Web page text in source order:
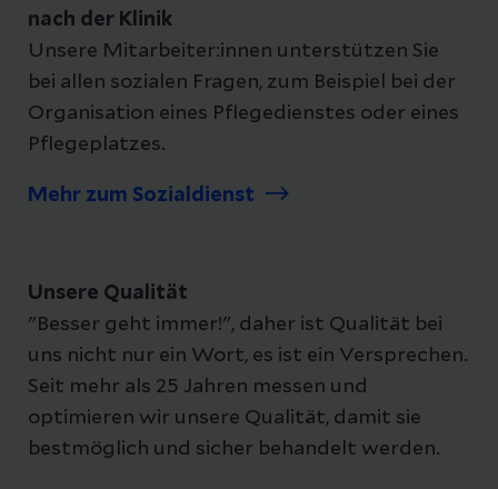
nach der Klinik
Unsere Mitarbeiter:innen unterstützen Sie
bei allen sozialen Fragen, zum Beispiel bei der
Organisation eines Pflegedienstes oder eines
Pflegeplatzes.
Mehr zum Sozialdienst
Unsere Qualität
"Besser geht immer!", daher ist Qualität bei
uns nicht nur ein Wort, es ist ein Versprechen.
Seit mehr als 25 Jahren messen und
optimieren wir unsere Qualität, damit sie
bestmöglich und sicher behandelt werden.